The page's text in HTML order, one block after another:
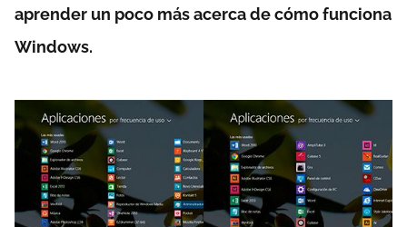
aprender un poco más acerca de cómo funciona
Windows.